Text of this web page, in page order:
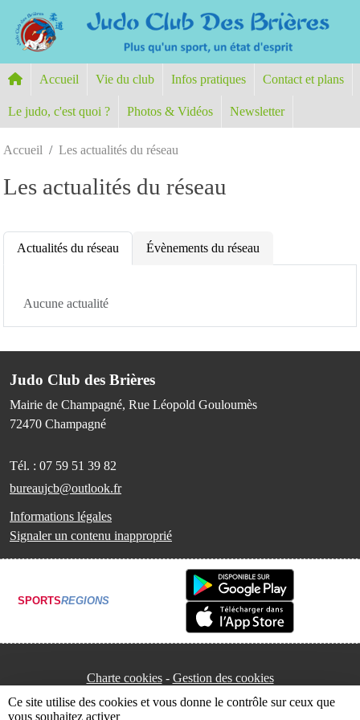
Accueil Vie du club Infos pratiques Contact et plans
Le judo, c'est quoi ? Photos & Vidéos Newsletter
Accueil Les actualités du réseau
Les actualités du réseau
Actualités du réseau Évènements du réseau
Aucune actualité
Judo Club des Brières
Mairie de Champagné, Rue Léopold Gouloumès
72470 Champagné
Tél. : 07 59 51 39 82
bureaujcb@outlook.fr
Informations légales
Signaler un contenu inapproprié
SPORTSREGIONS
Charte cookies Gestion des cookies
Panneau de gestion des cookies
Ce site utilise des cookies et vous donne le contrôle sur ceux que
vous souhaitez activer